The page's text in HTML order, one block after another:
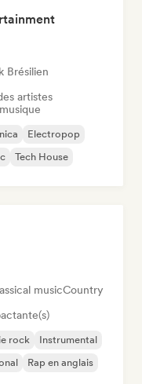
Brésilien
artistes
Electropop
Tech House
musicCountry
rock
Instrumental
Rap en anglais